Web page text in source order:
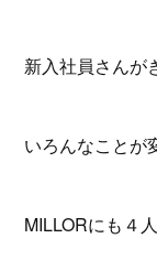
新入社員さんが
いろんなことが
MILLORにも４